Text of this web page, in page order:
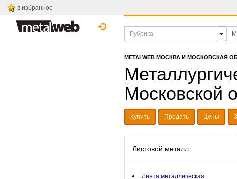
в избранное
METALWEB МОСКВА И МОСКОВСКАЯ
Московской
Купить Продать Цены
Листовой металл
Лента металлическая